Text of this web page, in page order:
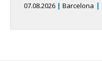
07.08.2026 | Barcelona |